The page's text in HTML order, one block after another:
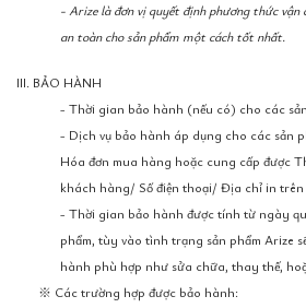
- Arize là đơn vị quyết định phương thức vận
an toàn cho sản phẩm một cách tốt nhất.
III. BẢO HÀNH
- Thời gian bảo hành (nếu có) cho các
- Dịch vụ bảo hành áp dụng cho các sản
Hóa đơn mua hàng hoặc cung cấp được
khách hàng/ Số điện thoại/ Địa chỉ in
- Thời gian bảo hành được tính từ ngày
phẩm, tùy vào tình trạng sản phẩm Arize
hành phù hợp như sửa chữa, thay thế,
※ Các trường hợp được bảo hành: